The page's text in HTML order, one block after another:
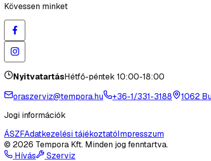
Kövessen minket
NyitvatartásHétfő-péntek 10:00-18:00
oraszerviz@tempora.hu
+36-1/331-3188
1062
Jogi információk
ÁSZFAdatkezelési tájékoztatóImpresszum
© 2026 Tempora Kft. Minden jog fenntartva.
Hívás
Szerviz